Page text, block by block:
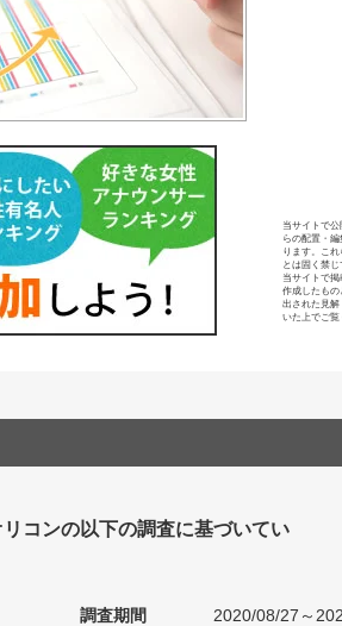
当サイトで
らの配置・
ります。こ
とは固く禁じ
当サイトで
作成したもの
出された見解
いた上でご覧
コンの以下の調査に基づいてい
調査期間
2020/08/27～